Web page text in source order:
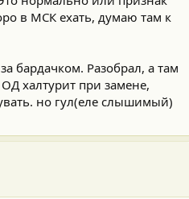
в МСК ехать, думаю там к
бардачком. Разобрал, а там
халтурит при замене,
но гул(еле слышимый)